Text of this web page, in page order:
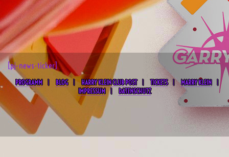
[pj-news-ticker]
PROGRAMM BLOG HARRY KLEIN CLUB POST TICKETS
MARRY KLEIN
IMPRESSUM
DATENSCHUTZ